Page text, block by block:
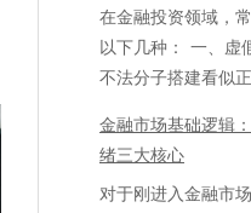
在金融投资领域，
以下几种： 一、虚
不法分子搭建看似
金融市场基础逻辑
绪三大核心
对于刚进入金融市